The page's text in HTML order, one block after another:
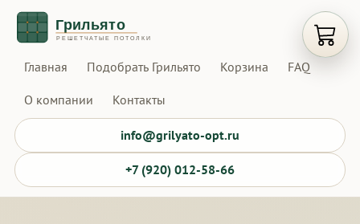
Главная Подобрать Грильято Корзина FAQ
О компании Контакты
info@grilyato-opt.ru
+7 (920) 012-58-66